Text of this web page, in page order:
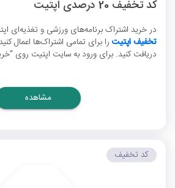
کد تخفیف 20 درصدی اپتیت
در خرید اشتراک برنامه‌های ورزشی و تغذیه‌ای
تخفیف اپتیت
دریافت کنید. برای ورود به سایت اپتیت روی
مشاهده
کد تخفیف